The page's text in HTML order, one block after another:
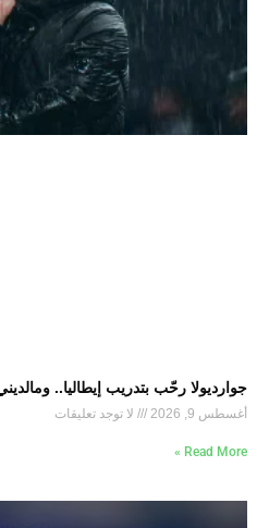
جوارديولا رحّب بتدريب إيطاليا..
أغسطس 9, 2026 لا توجد تعليقات
Read More »